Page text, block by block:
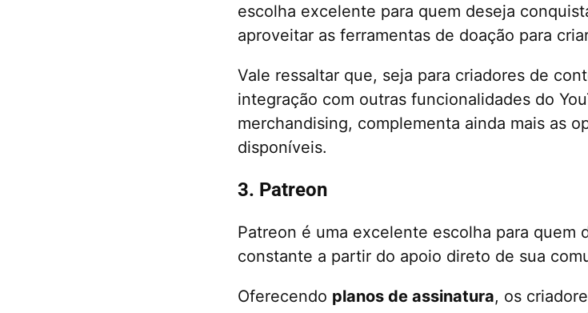
escolha excelente para quem deseja
aproveitar as ferramentas de doação para
Vale ressaltar que, seja para criadores de
integração com outras funcionalidades do
merchandising, complementa ainda mais as
disponíveis.
3. Patreon
Patreon é uma excelente escolha para quem
constante a partir do apoio direto de sua
Oferecendo planos de assinatura, os